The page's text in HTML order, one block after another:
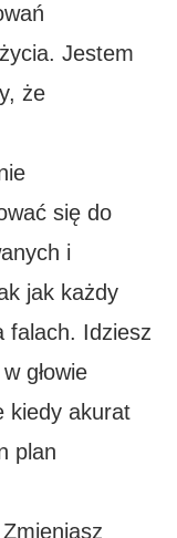
Jestem
że
się do
i
jak każdy
falach. Idziesz
głowie
kiedy akurat
plan